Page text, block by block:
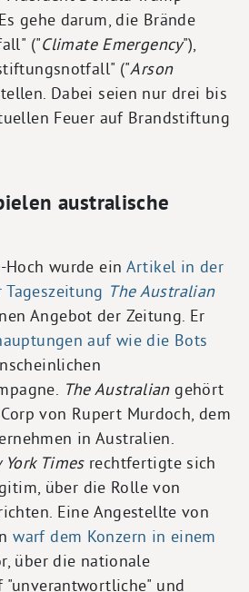
gehe darum, die Brände
("Climate Emergency"),
("Arson
Dabei seien nur drei bis
Feuer auf Brandstiftung
australische
Hoch wurde ein Artikel in der
The Australian
Angebot der Zeitung. Er
auf wie die Bots
The Australiangehört
von Rupert Murdoch, dem
in Australien.
York Timesrechtfertigte sich
über die Rolle von
Eine Angestellte von
warf dem Konzern in einem
über die nationale
"unverantwortliche" und